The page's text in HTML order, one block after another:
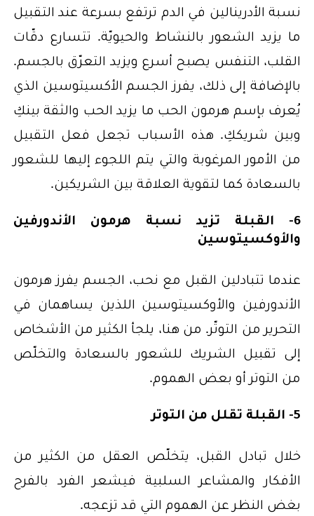
نسبة الأدرينالين في الدم ترتفع بسرعة عند التقبيل
ما يزيد الشعور بالنشاط والحيويّة. تتسارع دقّات
القلب، التنفس يصبح أسرع ويزيد التعرّق بالجسم.
بالإضافة إلى ذلك، يفرز الجسم الأكسيتوسين الذي
يُعرف بإسم هرمون الحب ما يزيد الحب والثقة بينكِ
وبين شريككِ. هذه الأسباب تجعل فعل التقبيل
من الأمور المرغوبة والتي يتم اللجوء إليها للشعور
بالسعادة كما لتقوية العلاقة بين الشريكين.
6- القبلة تزيد نسبة هرمون الأندورفين
والأوكسيتوسين
عندما تتبادلين القبل مع نحب، الجسم يفرز هرمون
الأندورفين والأوكسيتوسين اللذين يساهمان في
التحرير من التوتّر. من هنا، يلجأ الكثير من الأشخاص
إلى تقبيل الشريك للشعور بالسعادة والتخلّص
من التوتر أو بعض الهموم.
5- القبلة تقلل من التوتر
خلال تبادل القبل، يتخلّص العقل من الكثير من
الأفكار والمشاعر السلبية فيشعر الفرد بالفرح
بغض النظر عن الهموم التي قد تزعجه.